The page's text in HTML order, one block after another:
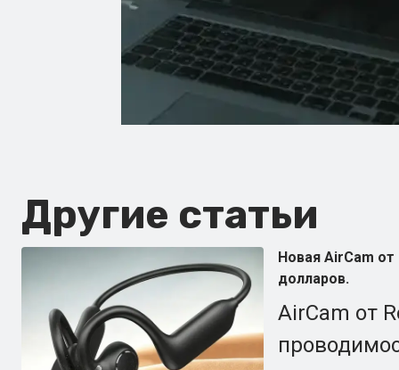
Другие статьи
Новая AirCam
долларов.
AirCam от